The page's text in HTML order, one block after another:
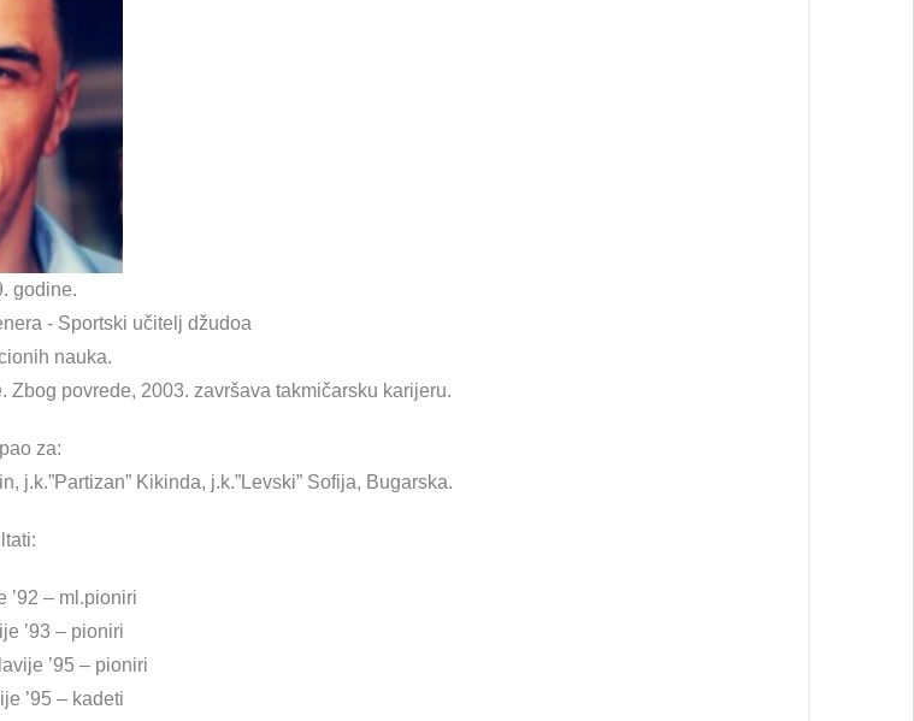
godine.
- Sportski učitelj džudoa
nauka.
povrede, 2003. završava takmičarsku karijeru.
za:
j.k.”Partizan” Kikinda, j.k.”Levski” Sofija, Bugarska.
’92 – ml.pioniri
’93 – pioniri
’95 – pioniri
’95 – kadeti